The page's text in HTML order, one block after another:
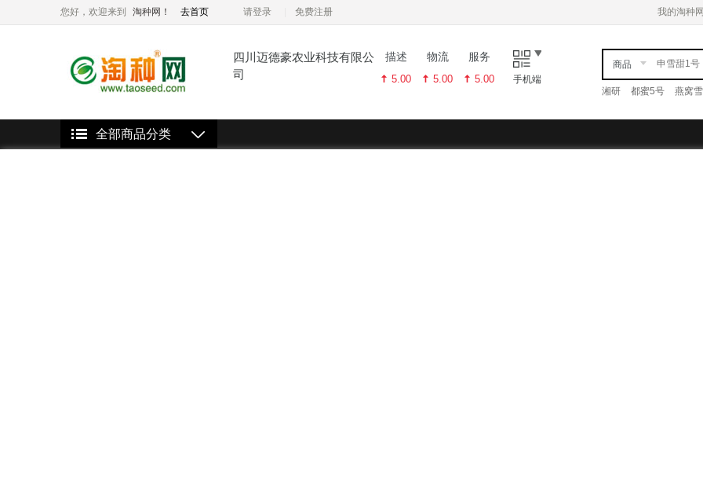
您好，欢迎来到 淘种网！ 去首页 请登录 免费注册 我的淘种
四川迈德豪农业科技有限公
司
描述
5.00
物流
5.00
服务
5.00 手机端
商品
湘研 都蜜5号 燕窝
全部商品分类